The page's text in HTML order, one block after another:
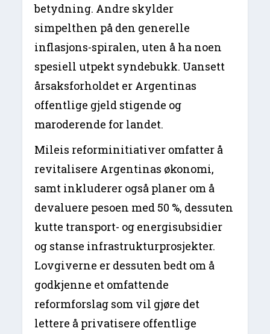
betydning. Andre skylder
simpelthen på den generelle
inflasjons-spiralen, uten å ha noen
spesiell utpekt syndebukk. Uansett
årsaksforholdet er Argentinas
offentlige gjeld stigende og
maroderende for landet.
Mileis reforminitiativer omfatter å
revitalisere Argentinas økonomi,
samt inkluderer også planer om å
devaluere pesoen med 50 %, dessuten
kutte transport- og energisubsidier
og stanse infrastrukturprosjekter.
Lovgiverne er dessuten bedt om å
godkjenne et omfattende
reformforslag som vil gjøre det
lettere å privatisere offentlige